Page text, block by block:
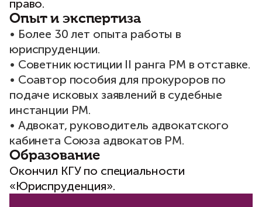
право.
Опыт и экспертиза
• Более 30 лет опыта работы в
юриспруденции.
• Советник юстиции II ранга РМ в отставке.
• Соавтор пособия для прокуроров по
подаче исковых заявлений в судебные
инстанции РМ.
• Адвокат, руководитель адвокатского
кабинета Союза адвокатов РМ.
Образование
Окончил КГУ по специальности
«Юриспруденция».